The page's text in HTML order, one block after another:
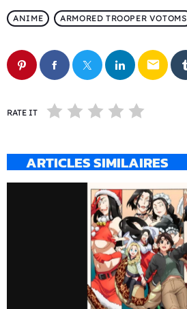
ANIME ARMORED TROOPER VOTOMS
email
RATE IT
ARTICLES SIMILAIRES